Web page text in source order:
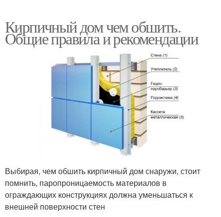
Кирпичный дом чем обшить.
Общие правила и рекомендации
Выбирая, чем обшить кирпичный дом снаружи, стоит
помнить, паропроницаемость материалов в
ограждающих конструкциях должна уменьшаться к
внешней поверхности стен